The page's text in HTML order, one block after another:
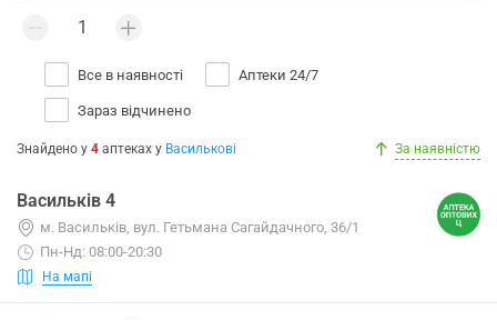
Все в наявності Аптеки 24/7
Зараз відчинено
Знайдено у 4 аптеках у Василькові За наявністю
Васильків 4
м. Васильків, вул. Гетьмана Сагайдачного, 36/1
Пн-Нд: 08:00-20:30
На мапі